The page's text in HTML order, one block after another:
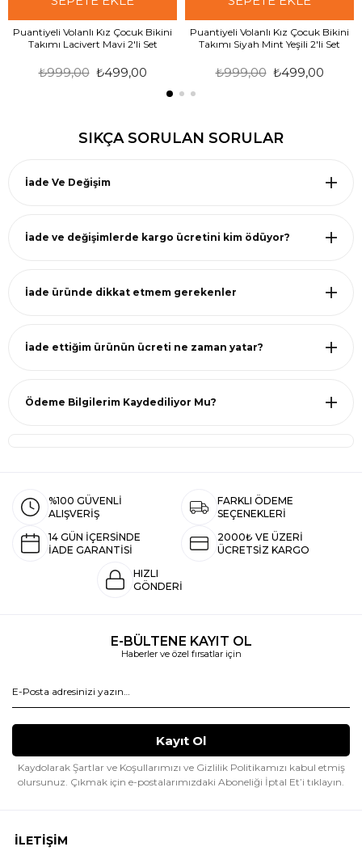
Puantiyeli Volanlı Kız Çocuk Bikini
Takımı Lacivert Mavi 2'li Set
₺499,00
₺999,00
Puantiyeli Volanlı Kız Çocuk Bikini
Takımı Siyah Mint Yeşili 2'li Set
₺499,00
₺999,00
SIKÇA SORULAN SORULAR
İade Ve Değişim
İade ve değişimlerde kargo ücretini kim ödüyor?
İade üründe dikkat etmem gerekenler
İade ettiğim ürünün ücreti ne zaman yatar?
Ödeme Bilgilerim Kaydediliyor Mu?
%100 GÜVENLİ
ALIŞVERİŞ
FARKLI ÖDEME
SEÇENEKLERİ
14 GÜN İÇERSİNDE
İADE GARANTİSİ
2000₺ VE ÜZERİ
ÜCRETSİZ KARGO
HIZLI
GÖNDERİ
E-BÜLTENE KAYIT OL
Haberler ve özel fırsatlar için
Kaydolarak Şartlar ve Koşullarımızı ve Gizlilik Politikamızı kabul etmiş
olursunuz. Çıkmak için e-postalarımızdaki Aboneliği İptal Et’i tıklayın.
İLETİŞİM